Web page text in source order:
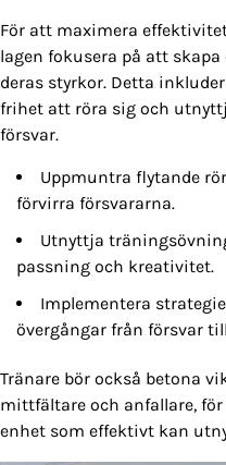
För att maximera
lagen fokusera på att
deras styrkor. Detta
frihet att röra sig och
försvar.
Uppmuntra flytande
förvirra försvararna.
Utnyttja
passning och kreativitet.
Implementera
övergångar från försvar
Tränare bör också betona
mittfältare och anfallare,
enhet som effektivt kan